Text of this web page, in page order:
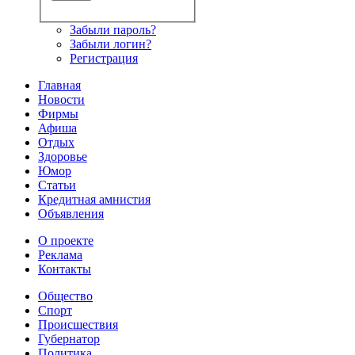
Забыли пароль?
Забыли логин?
Регистрация
Главная
Новости
Фирмы
Афиша
Отдых
Здоровье
Юмор
Статьи
Кредитная амнистия
Объявления
О проекте
Реклама
Контакты
Общество
Спорт
Происшествия
Губернатор